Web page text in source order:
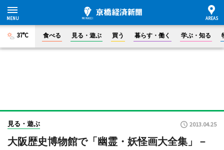
37°C 食べる 見る・遊ぶ 買う 暮らす・働く 学ぶ・知る
見る・遊ぶ 2013.04.25
大阪歴史博物館で「幽霊・妖怪画大全集」－